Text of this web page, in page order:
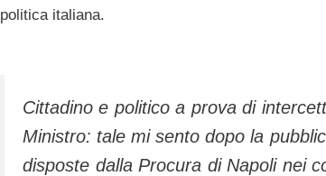
politica italiana.
Cittadino e politico a prova di
Ministro: tale mi sento dopo la
disposte dalla Procura di Napoli nei